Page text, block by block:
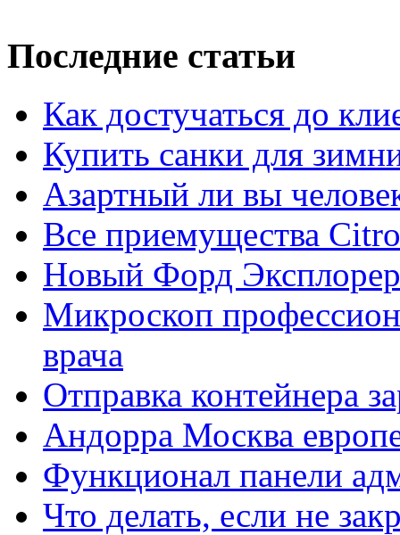
Последние статьи
Как достучаться до
Купить санки для
Азартный ли вы
Все приемущества
Новый Форд
Микроскоп
врача
Отправка контейнера
Андорра Москва
Функционал панели
Что делать, если не